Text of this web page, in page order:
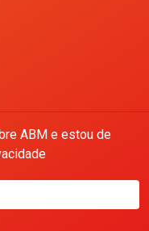
ABM e estou de